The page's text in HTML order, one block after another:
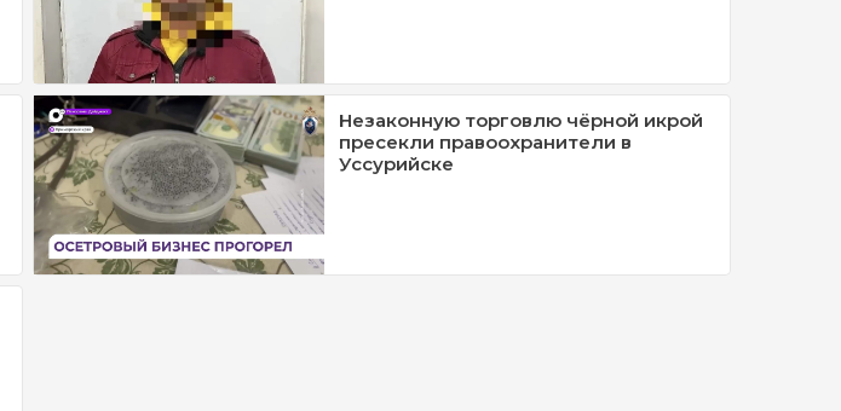
Незаконную торговлю чёрной икрой
пресекли правоохранители в
Уссурийске